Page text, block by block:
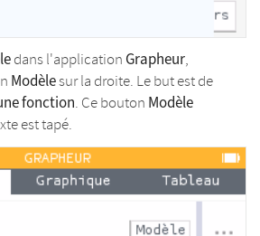
dans l'application Grapheur,
Modèlesur la droite. Le but est de
fonction. Ce bouton Modèle
est tapé.